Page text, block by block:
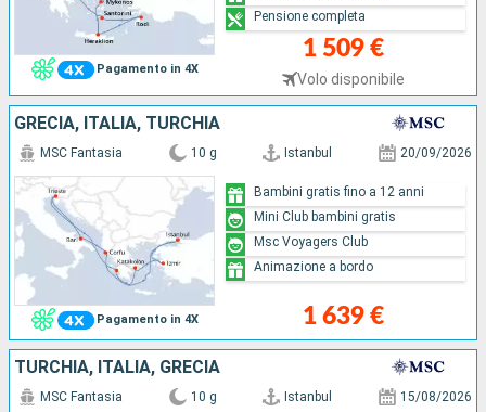
Pagamento in 4X
1 509 €
Volo disponibile
Pensione completa
GRECIA, ITALIA, TURCHIA
Pagamento in 4X
MSC Fantasia 10 g Istanbul 20/09/2026
1 639 €
Bambini gratis fino a 12 anni
Mini Club bambini gratis
Msc Voyagers Club
Animazione a bordo
TURCHIA, ITALIA, GRECIA
MSC Fantasia 10 g Istanbul 15/08/2026